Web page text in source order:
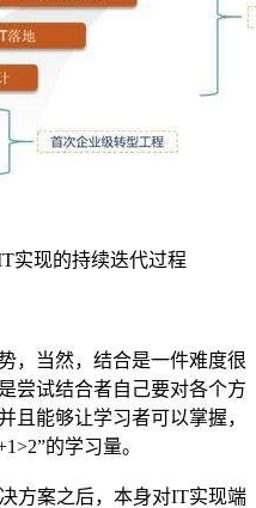
现的持续迭代过程
当然，结合是一件难度很
尝试结合者自己要对各个方
且能够让学习者可以掌握，
的学习量。
案之后，本身对IT实现端